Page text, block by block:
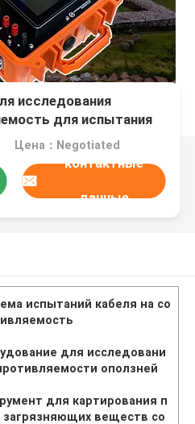
исследования
для испытания
для
загрязняющих
Цена：Negotiated
контактные
данные
испытаний кабеля на со
для исследовани
оползней
для картирования п
загрязняющих веществ со